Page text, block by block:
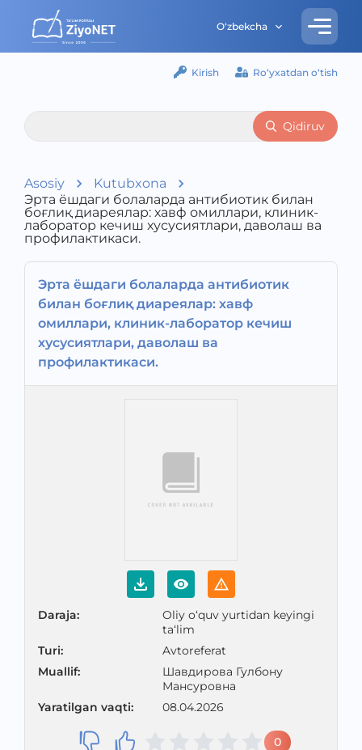
O‘zbekcha
Kirish Ro‘yxatdan o‘tish
Qidiruv
Asosiy
Kutubxona
Эрта ёшдаги болаларда антибиотик билан
боғлиқ диареялар: хавф омиллари, клиник-
лаборатор кечиш хусусиятлари, даволаш ва
профилактикаси.
Эрта ёшдаги болаларда антибиотик
билан боғлиқ диареялар: хавф
омиллари, клиник-лаборатор кечиш
хусусиятлари, даволаш ва
профилактикаси.
Daraja:
Oliy o‘quv yurtidan keyingi
ta‘lim
Turi:
Avtoreferat
Muallif:
Шавдирова Гулбону
Мансуровна
Yaratilgan vaqti: 08.04.2026
0